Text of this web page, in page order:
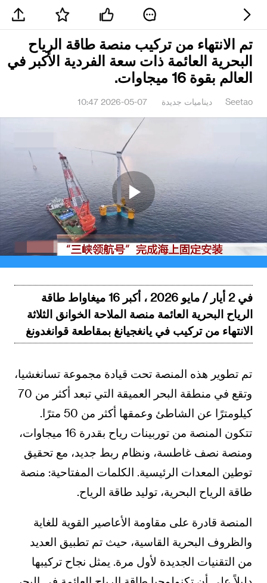
تم الانتهاء من تركيب منصة طاقة الرياح
البحرية العائمة ذات سعة الفردية الأكبر في
العالم بقوة 16 ميجاوات.
Seetao ديناميات جديدة 2026-05-07 10:47
Play
Video
في 2 أيار / مايو 2026 ، أكبر 16 ميغاواط طاقة
الرياح البحرية العائمة منصة الملاحة الخوانق الثلاثة
الانتهاء من تركيب في يانغجيانغ بمقاطعة قوانغدونغ
تم تطوير هذه المنصة تحت قيادة مجموعة تسانغشيا،
وتقع في منطقة البحر العميقة التي تبعد أكثر من 70
كيلومترًا عن الشاطئ وعمقها أكثر من 50 مترًا.
تتكون المنصة من توربينات رياح بقدرة 16 ميجاوات،
ومنصة نصف غاطسة، ونظام ربط جديد، مع تحقيق
توطين المعدات الرئيسية. الكلمات المفتاحية: منصة
طاقة الرياح البحرية، توليد طاقة الرياح.
المنصة قادرة على مقاومة الأعاصير القوية للغاية
والظروف البحرية القاسية، حيث تم تطبيق العديد
من التقنيات الجديدة لأول مرة. يمثل نجاح تركيبها